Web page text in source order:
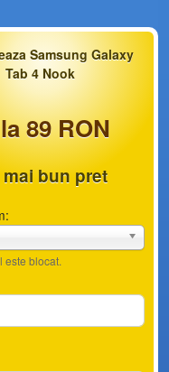
Samsung Galaxy
Tab 4 Nook
89 RON
mai bun pret
este blocat.